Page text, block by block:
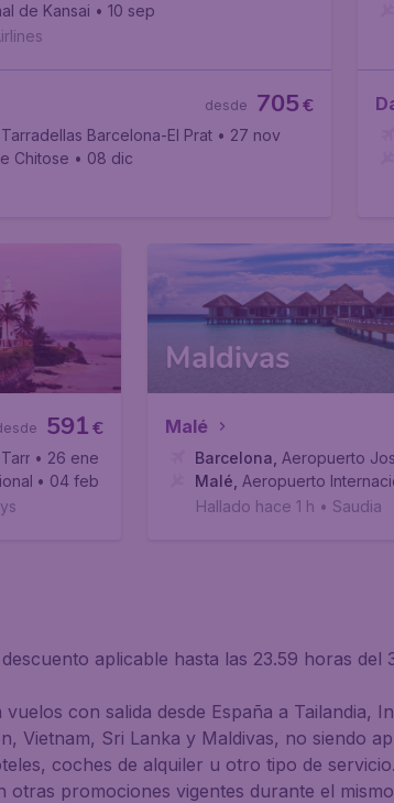
de Kansai • 10 sep
€
705
desde
Barcelona-El Prat • 27 nov
Chitose • 08 dic
€
591
Barcelona-El Prat
• 26 ene
Bandaranaike
• 04 feb
Maldivas
Malé
Barcelona Aeropuerto
Malé Aeropuerto
Hallado hace 1 h • Saudia
aplicable hasta las 23.59 horas del
con salida desde España a Tailandia,
Vietnam, Sri Lanka y Maldivas, no siendo
coches de alquiler u otro tipo de servicio.
otras promociones vigentes durante el